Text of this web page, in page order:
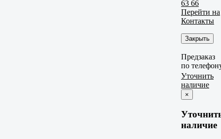
63 66
Перейти на
Контакты
Закрыть
Предзаказ
по
Уточнить
наличие
×
наличие